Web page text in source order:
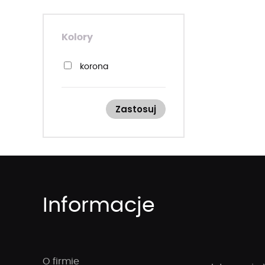
Kolory
korona
Zastosuj
Informacje
O firmie